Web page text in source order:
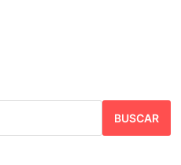
BUSCAR